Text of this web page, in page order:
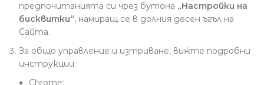
предпочитанията си чрез бутона „Настройки на
бисквитки“, намиращ се в долния десен ъгъл на
Сайта.
За общо управление и изтриване, вижте подробни
инструкции:
Chrome: